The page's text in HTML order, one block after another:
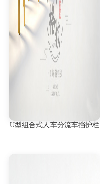
U型组合式人车分流车挡护栏